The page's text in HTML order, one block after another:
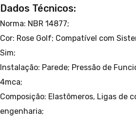
Dados Técnicos:
Norma: NBR 14877;
Cor: Rose Golf; Compatível com
Sim;
Instalação: Parede; Pressão de
4mca;
Composição: Elastômeros, Ligas de
engenharia;